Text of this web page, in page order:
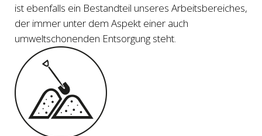
ist ebenfalls ein Bestandteil unseres Arbeitsbereiches,
der immer unter dem Aspekt einer auch
umweltschonenden Entsorgung steht.